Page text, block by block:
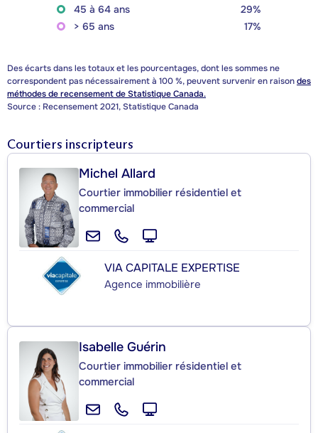
45 à 64 ans
29%
> 65 ans
17%
Des écarts dans les totaux et les pourcentages, dont les sommes ne
correspondent pas nécessairement à 100 %, peuvent survenir en raisondes
méthodes de recensement de Statistique Canada.
Source : Recensement 2021, Statistique Canada
Courtiers inscripteurs
Michel Allard
Courtier immobilier résidentiel et
commercial
VIA CAPITALE EXPERTISE
Agence immobilière
Isabelle Guérin
Courtier immobilier résidentiel et
commercial